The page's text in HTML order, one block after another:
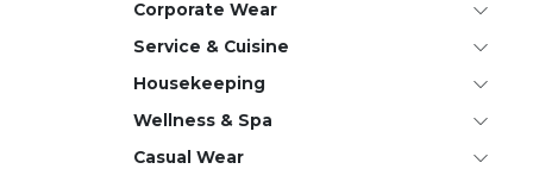
Corporate Wear
Service & Cuisine
House­keeping
Wellness & Spa
Casual Wear